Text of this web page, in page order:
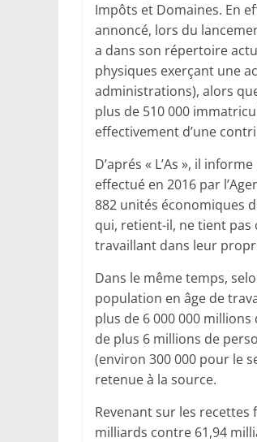
Impôts et Domaines. En
annoncé, lors du
a dans son répertoire
physiques exerçant une
administrations), alors
plus de 510 000
effectivement d’une
D’aprés « L’As », il
effectué en 2016 par
882 unités économiques
qui, retient-il, ne tient pas
travaillant dans leur
Dans le même temps,
population en âge de
plus de 6 000 000
de plus 6 millions de
(environ 300 000 pour le
retenue à la source.
Revenant sur les recettes
milliards contre 61,94